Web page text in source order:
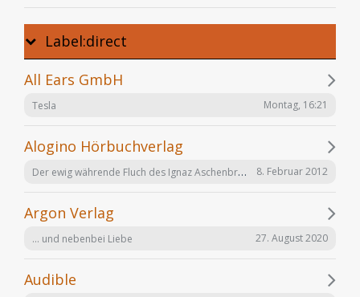
Label:direct
All Ears GmbH
Tesla Montag, 16:21
Alogino Hörbuchverlag
Der ewig währende Fluch des Ignaz Aschenbrenner 8. Februar 2012
Argon Verlag
... und nebenbei Liebe 27. August 2020
Audible